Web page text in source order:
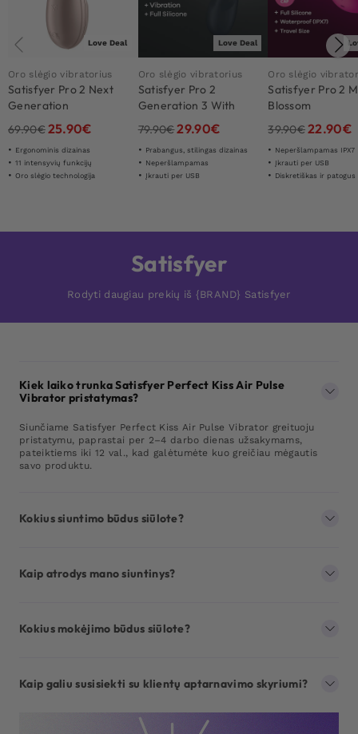
Love Deal
Oro slėgio vibratorius
Satisfyer Pro 2 Next
Generation
69.90€25.90€
Ergonominis dizainas
11 intensyvių funkcijų
Oro slėgio technologija
Love Deal
Oro slėgio vibratorius
Satisfyer Pro 2
Generation 3 With
Liquid Air Black
79.90€29.90€
Prabangus, stilingas dizainas
Neperšlampamas
Įkrauti per USB
Oro slėgio
Satisfyer Pro 2
Blossom
39.90€22.90€
Neperšlampamas IPX7
Įkrauti per USB
Diskretiškas ir patogus
Satisfyer
Rodyti daugiau prekių iš {BRAND} Satisfyer
Kiek laiko trunka Satisfyer Perfect Kiss Air Pulse
Vibrator pristatymas?
Siunčiame Satisfyer Perfect Kiss Air Pulse Vibrator greituoju
pristatymu, paprastai per 2–4 darbo dienas užsakymams,
pateiktiems iki 12 val., kad galėtumėte kuo greičiau mėgautis
savo produktu.
Kokius siuntimo būdus siūlote?
Kaip atrodys mano siuntinys?
Kokius mokėjimo būdus siūlote?
Kaip galiu susisiekti su klientų aptarnavimo skyriumi?